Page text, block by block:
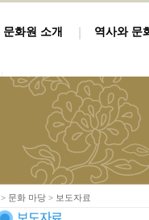
문화원 소개 역사와 문
> 문화 마당 > 보도자료